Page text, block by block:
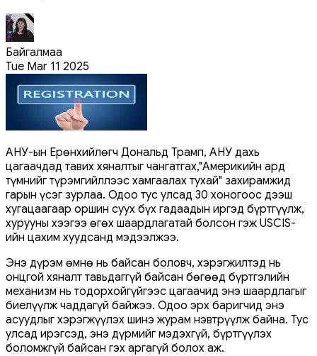
Байгалмаа
Tue Mar 11 2025
АНУ-ын Ерөнхийлөгч Дональд Трамп, АНУ дахь
цагаачдад тавих хяналтыг чангатгах,"Америкийн ард
түмнийг түрэмгийллээс хамгаалах тухай" захирамжид
гарын үсэг зурлаа. Одоо тус улсад 30 хоногоос дээш
хугацаагаар оршин суух бүх гадаадын иргэд бүртгүүлж,
хурууны хээгээ өгөх шаардлагатай болсон гэж USCIS-
ийн цахим хуудсанд мэдээлжээ.
Энэ дүрэм өмнө нь байсан боловч, хэрэгжилтэд нь
онцгой хяналт тавьдаггүй байсан бөгөөд бүртгэлийн
механизм нь тодорхойгүйгээс цагаачид энэ шаардлагыг
биелүүлж чаддагүй байжээ. Одоо эрх баригчид энэ
асуудлыг хэрэгжүүлэх шинэ журам нэвтрүүлж байна. Тус
улсад ирэгсэд, энэ дүрмийг мэдэхгүй, бүртгүүлэх
боломжгүй байсан гэх аргагүй болох аж.